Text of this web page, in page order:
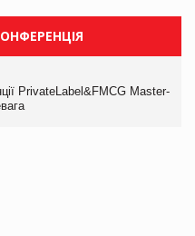
PrivateLabel&FMCG Master-